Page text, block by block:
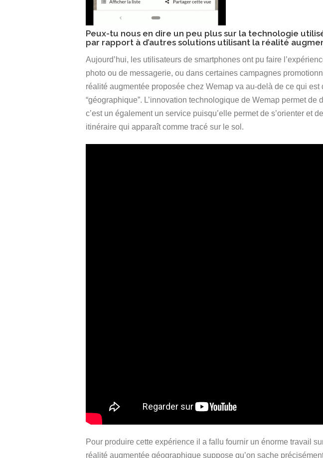
Peux-tu nous en dire un peu plus sur la technologie
par rapport à d’autres solutions utilisant la réalité
Aujourd’hui, les utilisateurs de smartphones ont pu faire
photo ou de messagerie, ou dans certaines campagnes
réalité augmentée proposée chez Wemap va au-delà de ce qui
“géographique”. L’innovation technologique de Wemap permet
c’est un également un service puisqu’elle permet de s’orienter et
itinéraire qui apparaît comme tracé sur le sol.
Pour produire cette expérience il a fallu fournir un énorme travail
réalité augmentée géographique suppose qu’on sache